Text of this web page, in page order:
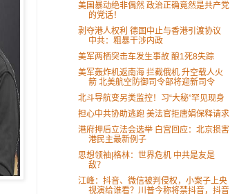
美国暴动绝非偶然 政治正确竟然是共产党
的党话！
剥夺港人权利 德国中止与香港引渡协议
中共：粗暴干涉内政
美军两栖突击车发生事故 酿1死8失踪
美军轰炸机返南海 拦截俄机 升空载人火
箭 北美航空防御司令部将迎新司令
北斗导航变另类监控！习“大秘”罕见现身
担心中共协助逃跑 美法官拒唐娟保释请求
港府押后立法会选举 白宫回应：北京损害
港民主最新例子
思想领袖|格林：世界危机 中共是友是
敌？
江峰：抖音、微信被判侵权，小案子上央
视演给谁看？川普今称将禁抖音，抖音